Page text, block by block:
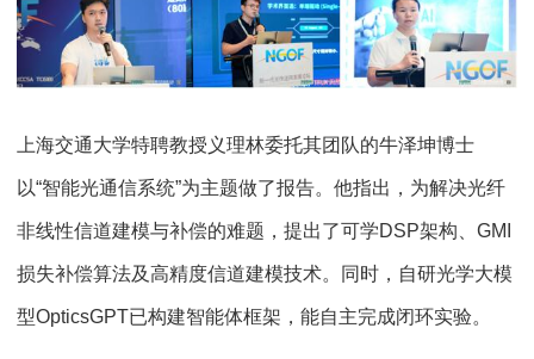
上海交通大学特聘教授义理林委托其团队的牛泽坤博士
以“智能光通信系统”为主题做了报告。他指出，为解决光纤
非线性信道建模与补偿的难题，提出了可学DSP架构、GMI
损失补偿算法及高精度信道建模技术。同时，自研光学大模
型OpticsGPT已构建智能体框架，能自主完成闭环实验。